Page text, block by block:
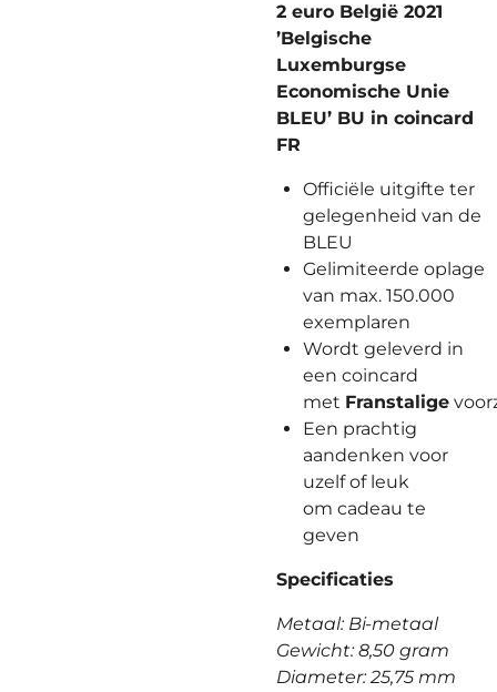
2 euro België 2021
’Belgische
Luxemburgse
Economische Unie
BLEU’ BU in coincard
FR
Officiële uitgifte ter
gelegenheid van de
BLEU
Gelimiteerde oplage
van max. 150.000
exemplaren
Wordt geleverd in
een coincard
met Franstalige
Een prachtig
aandenken voor
uzelf of leuk
om cadeau te
geven
Specificaties
Metaal: Bi-metaal
Gewicht: 8,50 gram
Diameter: 25,75 mm